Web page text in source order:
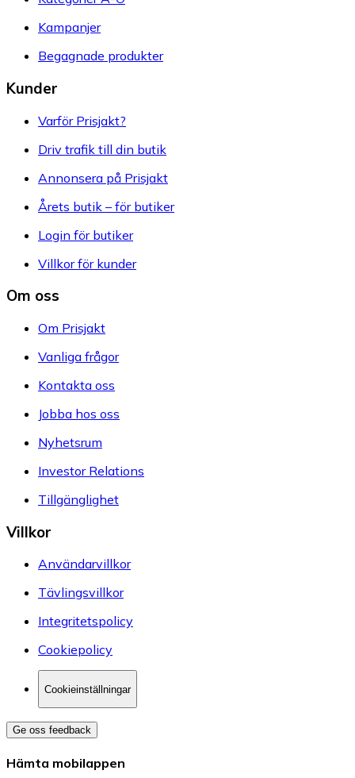
Kampanjer
Begagnade produkter
Kunder
Varför Prisjakt?
Driv trafik till din butik
Annonsera på Prisjakt
Årets butik – för butiker
Login för butiker
Villkor för kunder
Om oss
Om Prisjakt
Vanliga frågor
Kontakta oss
Jobba hos oss
Nyhetsrum
Investor Relations
Tillgänglighet
Villkor
Användarvillkor
Tävlingsvillkor
Integritetspolicy
Cookiepolicy
Cookieinställningar
Ge oss feedback
Hämta mobilappen